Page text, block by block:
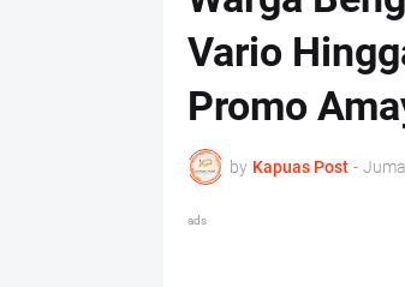
Vario
Promo
by Kapuas Post -
ads